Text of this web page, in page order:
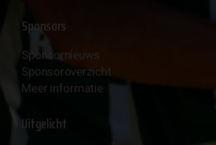
Sponsors
Sponsornieuws
Sponsoroverzicht
Meer informatie
Uitgelicht